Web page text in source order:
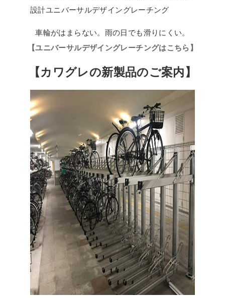
設計ユニバーサルデザイングレーチング
車輪がはまらない。雨の日でも滑りにくい。
【ユニバーサルデザイングレーチングはこちら】
【カワグレの新製品のご案内】